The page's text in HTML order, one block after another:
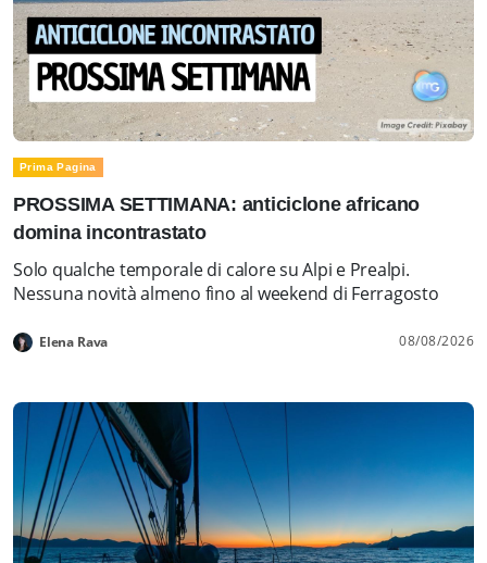
Prima Pagina
PROSSIMA SETTIMANA: anticiclone africano
domina incontrastato
Solo qualche temporale di calore su Alpi e Prealpi.
Nessuna novità almeno fino al weekend di Ferragosto
Elena Rava 08/08/2026